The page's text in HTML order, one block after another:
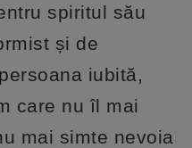
spiritul său
și de
iubită,
care nu îl mai
mai simte nevoia